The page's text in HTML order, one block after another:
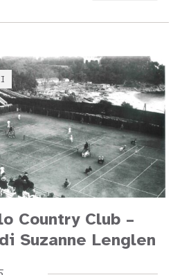
Country Club –
Suzanne Lenglen